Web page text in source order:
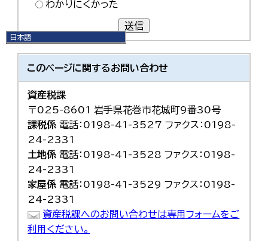
日本語
한국어
简体中文
繁體中文
わかりにくかった
送信
このページに関するお問い合わせ
資産税課
〒025-8601 岩手県花巻市花城町9番30号
課税係 電話：0198-41-3527 ファクス：0198-
24-2331
土地係 電話：0198-41-3528 ファクス：0198-
24-2331
家屋係 電話：0198-41-3529 ファクス：0198-
24-2331
資産税課へのお問い合わせは専用フォームをご
利用ください。